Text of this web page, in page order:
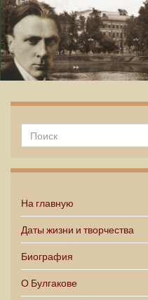
На главную
Даты жизни и творчества
Биография
О Булгакове